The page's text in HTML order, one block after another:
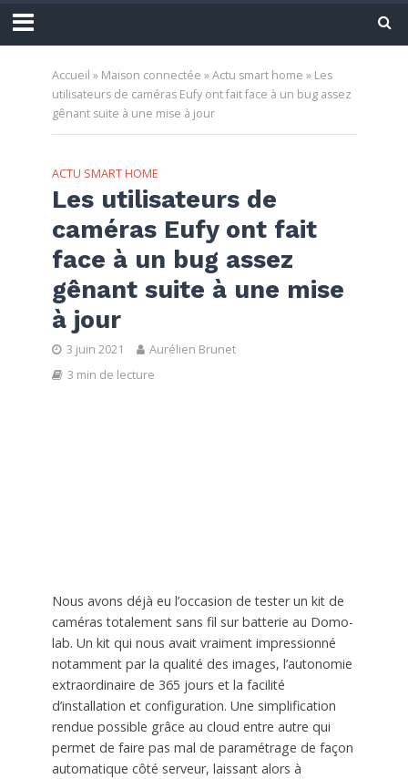
Accueil » Maison connectée »Actu smart home » Les
utilisateurs de caméras Eufy ont fait face à un bug assez
gênant suite à une mise à jour
ACTU SMART HOME
Les utilisateurs de
caméras Eufy ont fait
face à un bug assez
gênant suite à une mise
à jour
3 juin 2021
Aurélien Brunet
3 min de lecture
Nous avons déjà eu l’occasion de tester un kit de
caméras totalement sans fil sur batterie au Domo-
lab. Un kit qui nous avait vraiment impressionné
notamment par la qualité des images, l’autonomie
extraordinaire de 365 jours et la facilité
d’installation et configuration. Une simplification
rendue possible grâce au cloud entre autre qui
permet de faire pas mal de paramétrage de façon
automatique côté serveur, laissant alors à